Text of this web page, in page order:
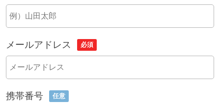
メールアドレス 必須
携帯番号 任意